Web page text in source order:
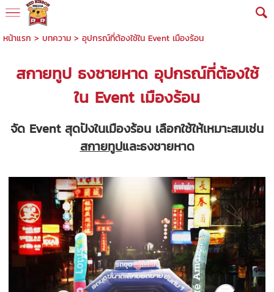
หน้าแรก > บทความ > อุปกรณ์ที่ต้องใช้ใน Event เมืองร้อน
สกายทูป ธงชายหาด อุปกรณ์ที่ต้องใช้
ใน Event เมืองร้อน
จัด Event สุดปังในเมืองร้อน เลือกใช้ให้เหมาะสมเช่น
สกายทูปและธงชายหาด